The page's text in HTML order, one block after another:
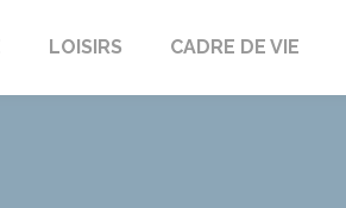
LOISIRS CADRE DE VIE